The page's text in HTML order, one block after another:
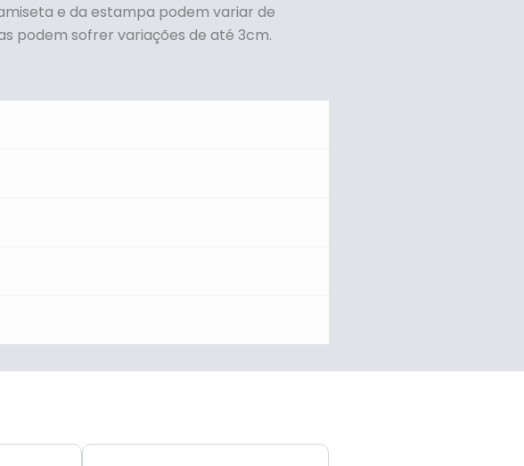
e da estampa podem variar de
podem sofrer variações de até 3cm.